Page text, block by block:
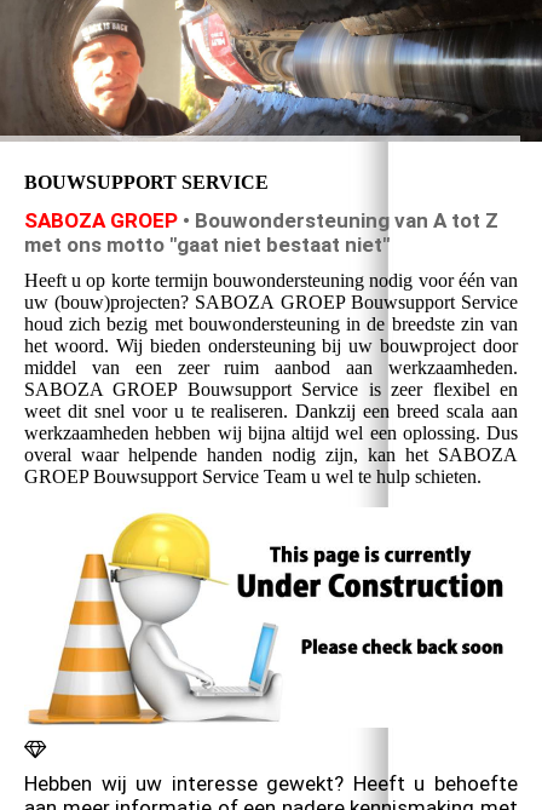
BOUWSUPPORT SERVICE
SABOZA GROEP • Bouwondersteuning van A tot Z
met ons motto "gaat niet bestaat niet"
Heeft u op korte termijn bouwondersteuning nodig voor één van
uw (bouw)projecten? SABOZA GROEP Bouwsupport Service
houd zich bezig met bouwondersteuning in de breedste zin van
het woord. Wij bieden ondersteuning bij uw bouwproject door
middel van een zeer ruim aanbod aan werkzaamheden.
SABOZA GROEP Bouwsupport Service is zeer flexibel en
weet dit snel voor u te realiseren. Dankzij een breed scala aan
werkzaamheden hebben wij bijna altijd wel een oplossing. Dus
overal waar helpende handen nodig zijn, kan het SABOZA
GROEP Bouwsupport Service Team u wel te hulp schieten.
Hebben wij uw interesse gewekt? Heeft u behoefte